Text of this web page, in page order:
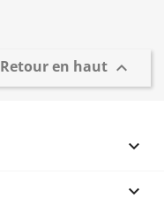
Retour en haut 

